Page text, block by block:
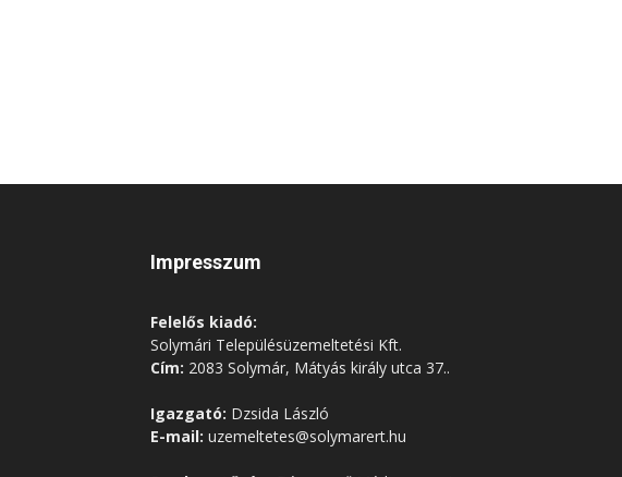
Impresszum
Felelős kiadó:
Solymári Településüzemeltetési Kft.
Cím: 2083 Solymár, Mátyás király utca 37..
Igazgató: Dzsida László
E-mail: uzemeltetes@solymarert.hu